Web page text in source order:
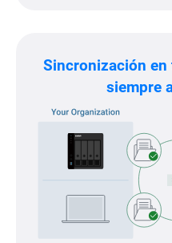
Sincronización
siempre